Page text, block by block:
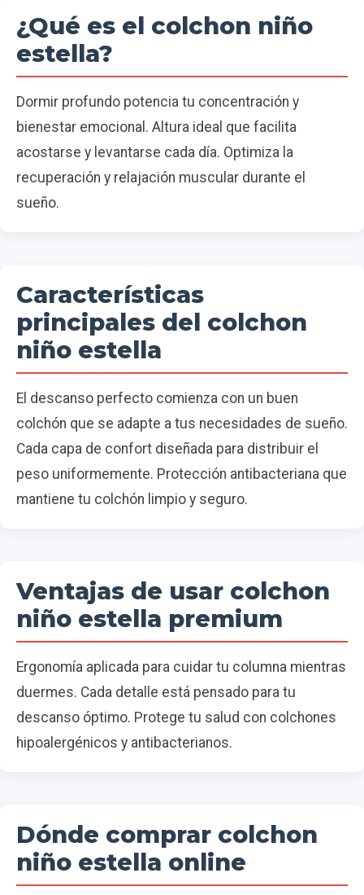
¿Qué es el colchon niño
estella?
Dormir profundo potencia tu concentración y
bienestar emocional. Altura ideal que facilita
acostarse y levantarse cada día. Optimiza la
recuperación y relajación muscular durante el
sueño.
Características
principales del colchon
niño estella
El descanso perfecto comienza con un buen
colchón que se adapte a tus necesidades de sueño.
Cada capa de confort diseñada para distribuir el
peso uniformemente. Protección antibacteriana que
mantiene tu colchón limpio y seguro.
Ventajas de usar colchon
niño estella premium
Ergonomía aplicada para cuidar tu columna mientras
duermes. Cada detalle está pensado para tu
descanso óptimo. Protege tu salud con colchones
hipoalergénicos y antibacterianos.
Dónde comprar colchon
niño estella online